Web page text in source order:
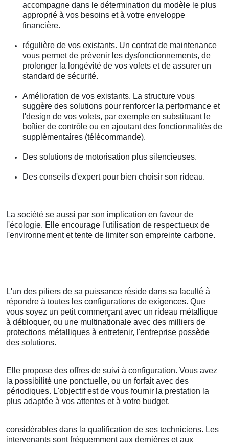
accompagne dans le détermination du modèle le plus
approprié à vos besoins et à votre enveloppe
financière.
régulière de vos existants. Un contrat de maintenance
vous permet de prévenir les dysfonctionnements, de
prolonger la longévité de vos volets et de assurer un
standard de sécurité.
Amélioration de vos existants. La structure vous
suggère des solutions pour renforcer la performance et
l'design de vos volets, par exemple en substituant le
boîtier de contrôle ou en ajoutant des fonctionnalités de
supplémentaires (télécommande).
Des solutions de motorisation plus silencieuses.
Des conseils d'expert pour bien choisir son rideau.
La société se aussi par son implication en faveur de
l'écologie. Elle encourage l'utilisation de respectueux de
l'environnement et tente de limiter son empreinte carbone.
L'un des piliers de sa puissance réside dans sa faculté à
répondre à toutes les configurations de exigences. Que
vous soyez un petit commerçant avec un rideau métallique
à débloquer, ou une multinationale avec des milliers de
protections métalliques à entretenir, l'entreprise possède
des solutions.
Elle propose des offres de suivi à configuration. Vous avez
la possibilité une ponctuelle, ou un forfait avec des
périodiques. L'objectif est de vous fournir la prestation la
plus adaptée à vos attentes et à votre budget.
considérables dans la qualification de ses techniciens. Les
intervenants sont fréquemment aux dernières et aux